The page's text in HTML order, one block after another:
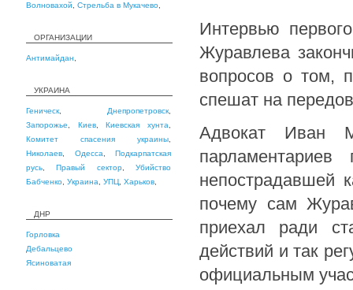
Волновахой
Стрельба в Мукачево
ОРГАНИЗАЦИИ
Антимайдан
УКРАИНА
Геническ Днепропетровск
Запорожье
Киев,Киевская хунта
Комитет спасения украины
Николаев
Одесса
Подкарпатская
русь ,Правый сектор,Убийство
Бабченко Украина УПЦ Харьков
ДНР
Горловка
Дебальцево
Ясиноватая
Интервью
Журавлева
вопросов о том,
спешат на
Адвокат Иван
непострадавшей
почему сам
приехал ради
действий и так
официальным